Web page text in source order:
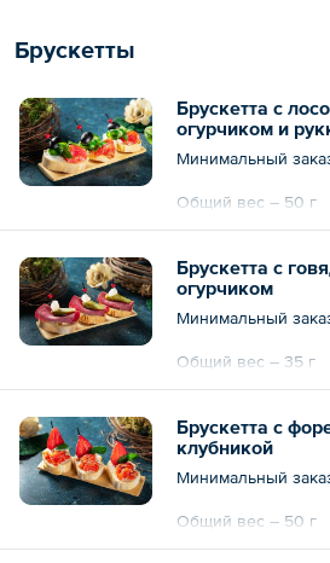
Брускетты
Брускетта с
огурчиком и
Минимальный
Общий вес – 50 г
Брускетта с
огурчиком
Минимальный
Общий вес – 35 г
Брускетта с
клубникой
Минимальный
Общий вес – 50 г